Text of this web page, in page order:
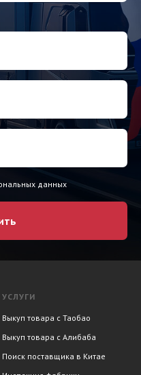
данных
УСЛУГИ
Выкуп товара с Таобао
Выкуп товара с Алибаба
Поиск поставщика в Китае